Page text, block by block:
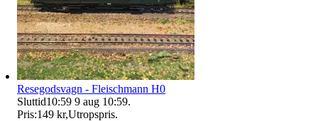
Resegodsvagn - Fleischmann H0
Sluttid10:59 9 aug 10:59.
Pris:149 kr,Utropspris.